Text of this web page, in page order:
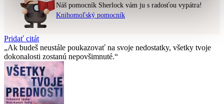
Náš pomocník Sherlock vám ju s radosťou vypátra!
Knihomoľský pomocník
Pridať citát
Ak budeš neustále poukazovať na svoje nedostatky, všetky tvoje
dokonalosti zostanú nepovšimnuté.